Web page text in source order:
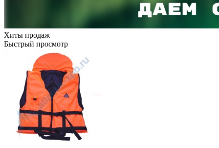
Хиты продаж
Быстрый просмотр